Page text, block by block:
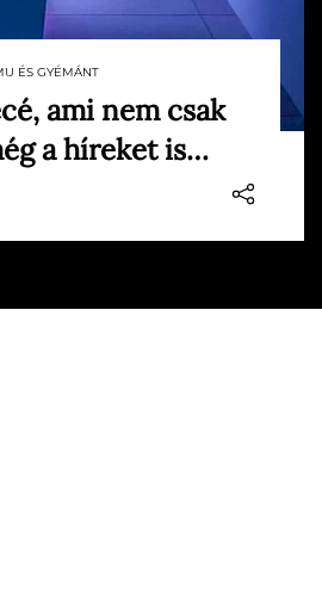
a Kohler Numi 2.0
üléssel és
ÉS GYÉMÁNT
ami nem csak
a híreket is…
Lap tetejére